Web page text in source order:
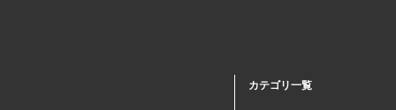
カテゴリ一覧